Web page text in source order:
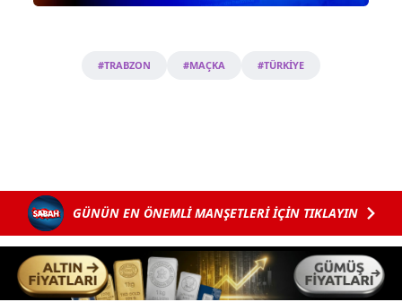
#TRABZON #MAÇKA #TÜRKİYE
GÜNÜN EN ÖNEMLİ MANŞETLERİ İÇİN TIKLAYIN